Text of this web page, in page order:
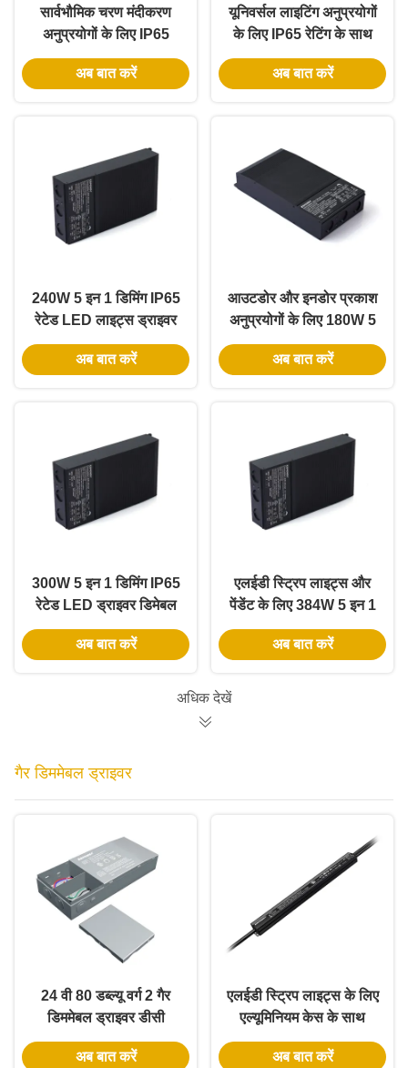
सार्वभौमिक चरण मंदीकरण
अनुप्रयोगों के लिए IP65
रेटिंग के साथ 192W 5-इन-1
डिममेबल एलईडी ट्रांसफार्मर
अब बात करें
यूनिवर्सल लाइटिंग अनुप्रयोगों
के लिए IP65 रेटिंग के साथ
288W आउटपुट पावर 5-
इन-1 डिमिंग एलईडी ड्राइवर
अब बात करें
240W 5 इन 1 डिमिंग IP65
रेटेड LED लाइट्स ड्राइवर
और डिमेबल LED पावर
सप्लाई
अब बात करें
आउटडोर और इनडोर प्रकाश
अनुप्रयोगों के लिए 180W 5
इन 1 डिमिंग IP65 रेटेड
एलईडी ड्राइवर
अब बात करें
300W 5 इन 1 डिमिंग IP65
रेटेड LED ड्राइवर डिमेबल
पावर सप्लाई के लिए
अब बात करें
एलईडी स्ट्रिप लाइट्स और
पेंडेंट के लिए 384W 5 इन 1
डिमिंग IP65 रेटेड एलईडी
ड्राइवर
अब बात करें
अधिक देखें
गैर डिममेबल ड्राइवर
24 वी 80 डब्ल्यू वर्ग 2 गैर
डिममेबल ड्राइवर डीसी
एलईडी ड्राइवर ओसीपी सुरक्षा
के साथ ईटीएल सीई प्रमाणित
अब बात करें
एलईडी स्ट्रिप लाइट्स के लिए
एल्यूमिनियम केस के साथ
12V 60W IP65 नॉन-
डिममेबल एलईडी ड्राइवर
अब बात करें